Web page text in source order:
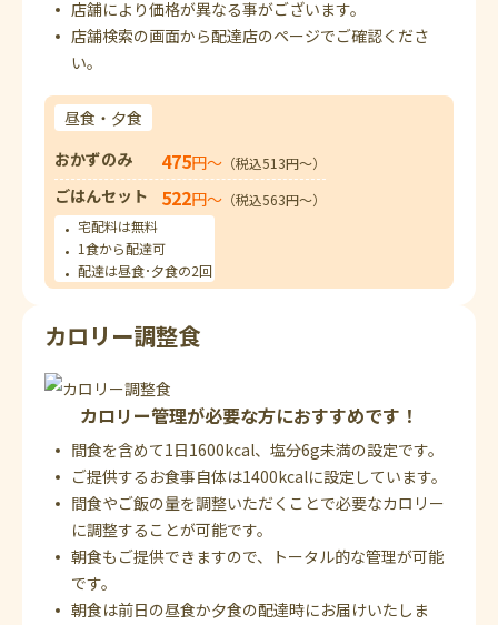
店舗により価格が異なる事がございます。
店舗検索の画面から配達店のページでご確認くださ
い。
昼食・夕食
おかずのみ
475円〜 （税込513円〜）
ごはんセット 522円〜 （税込563円〜）
宅配料は無料
1食から配達可
配達は昼食･夕食の2回
カロリー調整食
カロリー管理が必要な方におすすめです！
間食を含めて1日1600kcal、塩分6g未満の設定です。
ご提供するお食事自体は1400kcalに設定しています。
間食やご飯の量を調整いただくことで必要なカロリー
に調整することが可能です。
朝食もご提供できますので、トータル的な管理が可能
です。
朝食は前日の昼食か夕食の配達時にお届けいたしま